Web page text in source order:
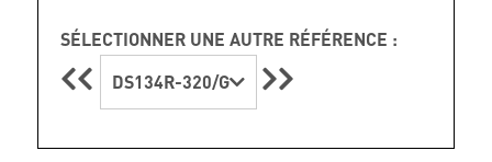
SÉLECTIONNER UNE AUTRE RÉFÉRENCE :
DS134R-320/G